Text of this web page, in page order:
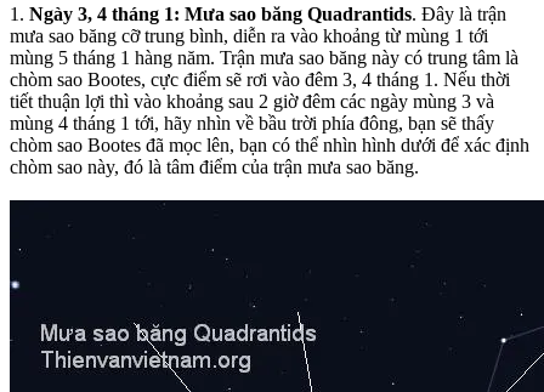
1. Ngày 3, 4 tháng 1: Mưa sao băng Quadrantids. Đây là trận
mưa sao băng cỡ trung bình, diễn ra vào khoảng từ mùng 1 tới
mùng 5 tháng 1 hàng năm. Trận mưa sao băng này có trung tâm là
chòm sao Bootes, cực điểm sẽ rơi vào đêm 3, 4 tháng 1. Nếu thời
tiết thuận lợi thì vào khoảng sau 2 giờ đêm các ngày mùng 3 và
mùng 4 tháng 1 tới, hãy nhìn về bầu trời phía đông, bạn sẽ thấy
chòm sao Bootes đã mọc lên, bạn có thể nhìn hình dưới để xác định
chòm sao này, đó là tâm điểm của trận mưa sao băng.